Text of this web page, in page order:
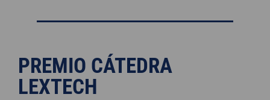
PREMIO CÁTEDRA
LEXTECH